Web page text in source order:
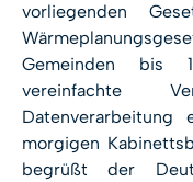
vorliegenden
Gemeinden bis
vereinfachte
Datenverarbeitung
morgigen
begrüßt der